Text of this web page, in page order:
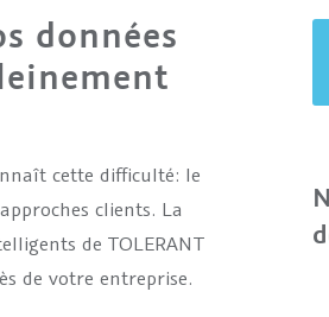
données
cette difficulté: le
clients. La
de TOLERANT
de votre entreprise.